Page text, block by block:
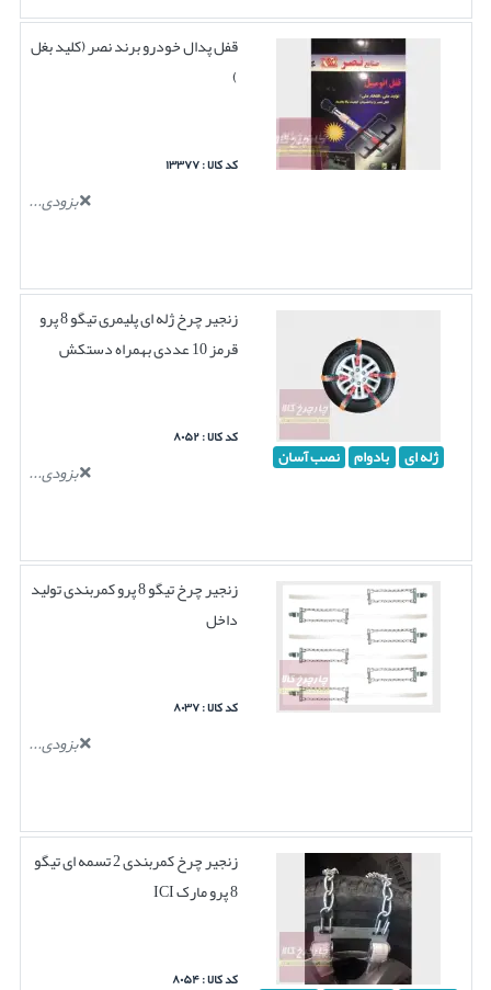
قفل پدال خودرو برند نصر (کلید بغل
)
کد کالا : ۱۳۳۷۷
بزودی...
ژله ای بادوام نصب آسان
زنجیر چرخ ژله ای پلیمری تیگو 8 پرو
قرمز 10 عددی بهمراه دستکش
کد کالا : ۸۰۵۲
بزودی...
زنجیر چرخ تیگو 8 پرو کمربندی تولید
داخل
کد کالا : ۸۰۳۷
بزودی...
زنجیر چرخ کمربندی 2 تسمه ای تیگو
8 پرو مارک ICI
کد کالا : ۸۰۵۴